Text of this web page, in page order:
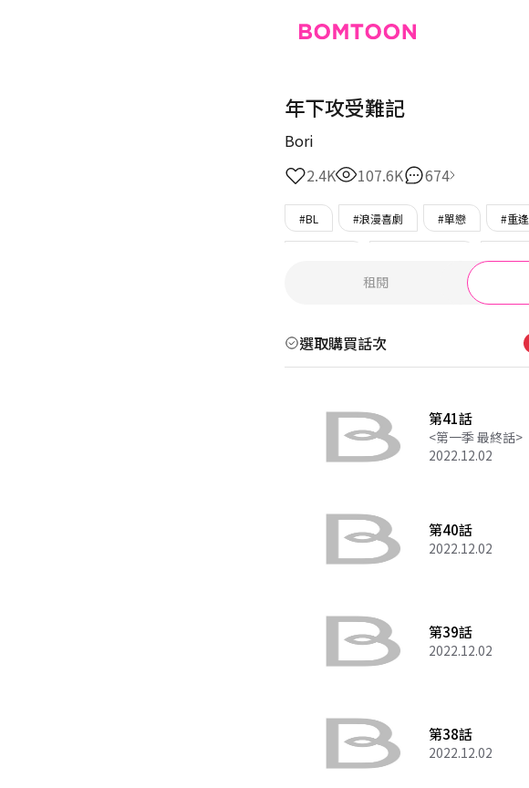
年下攻受難記
Bori
2.4K
107.6K 674
#BL #浪漫喜劇 #單戀 #重逢
租閱
選取購買話次
第41話
<第一季 最終話>
2022.12.02
第40話
2022.12.02
第39話
2022.12.02
第38話
2022.12.02